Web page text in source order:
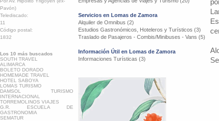
Pavón)
Telediscado:
11
Código postal:
1832
Los 10 más buscados
SOUTH TRAVEL
ALIMARCA
BOLETO DORADO
HOMEMADE TRAVEL
HOTEL SABOYA
LOMAS TURISMO
DAMSOL TURISMO
INTERNACIONAL
TORREMOLINOS VIAJES
G.R. ESCUELA DE
GASTRONOMIA
SEMATUR
Servicios en Lomas de Zamora
Alquiler de Omnibus (2)
Estudios Gastronómicos, Hoteleros y Turísticos (3)
Traslado de Pasajeros - Combis/Minibuses - Vans (5)
Información Útil en Lomas de Zamora
Informaciones Turísticas (3)